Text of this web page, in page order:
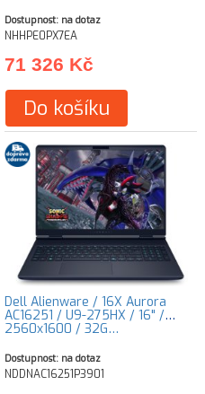
Dostupnost: na dotaz
NHHPE0PX7EA
71 326 Kč
Do košíku
Dell Alienware / 16X Aurora
AC16251 / U9-275HX / 16" /
2560x1600 / 32G…
Dostupnost: na dotaz
NDDNAC16251P3901